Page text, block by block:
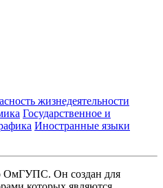
жизнедеятельности
Государственное и
Иностранные языки
ОмГУПС. Он создан для